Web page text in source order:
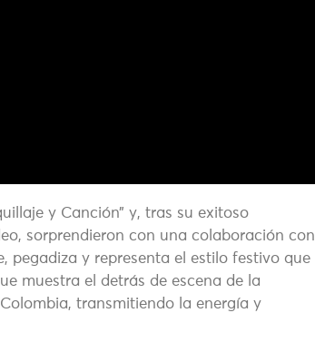
y Canción” y, tras su exitoso
sorprendieron con una colaboración con
pegadiza y representa el estilo festivo que
muestra el detrás de escena de la
transmitiendo la energía y